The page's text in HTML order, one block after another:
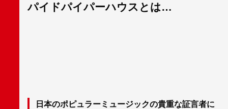
パイドパイパーハウスとは…
日本のポピュラーミュージックの貴重な証言者に